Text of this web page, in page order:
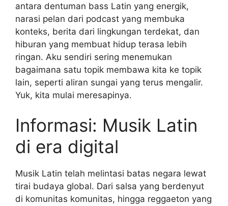
antara dentuman bass Latin yang energik,
narasi pelan dari podcast yang membuka
konteks, berita dari lingkungan terdekat, dan
hiburan yang membuat hidup terasa lebih
ringan. Aku sendiri sering menemukan
bagaimana satu topik membawa kita ke topik
lain, seperti aliran sungai yang terus mengalir.
Yuk, kita mulai meresapinya.
Informasi: Musik Latin
di era digital
Musik Latin telah melintasi batas negara lewat
tirai budaya global. Dari salsa yang berdenyut
di komunitas komunitas, hingga reggaeton yang